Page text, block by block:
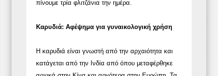
πίνουμε τρία φλιτζάνια την ημέρα.
Καρυδιά: Αφέψημα για γυναικολογική χρήση
Η καρυδιά είναι γνωστή από την αρχαιότητα και
κατάγεται από την Ινδία από όπου μεταφέρθηκε